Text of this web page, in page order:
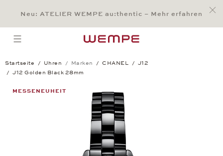
Main Content
Main Menu
Search
Footer
Neu: ATELIER WEMPE au:thentic – Mehr erfahren
open menu
Startseite Uhren Marken CHANEL
J12
J12 Golden Black 28mm
J12 Golden Black 28mm
MESSENEUHEIT